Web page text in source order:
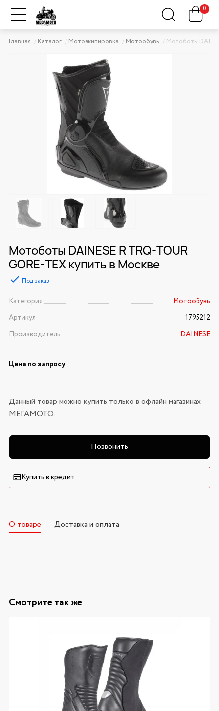
0
Главная Каталог Мотоэкипировка Мотообувь Мотоботы
Мотоботы DAINESE R TRQ-TOUR
GORE-TEX купить в Москве
Под заказ
Категория
Мотообувь
Артикул
1795212
Производитель
DAINESE
Цена по запросу
Данный товар можно купить только в офлайн магазинах
МЕГАМОТО.
Позвонить
Купить в кредит
О товаре Доставка и оплата
Смотрите так же